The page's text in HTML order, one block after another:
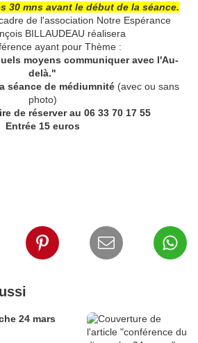
30 mns avant le début de la séance.
de l'association Notre Espérance
BILLAUDEAU réalisera
ayant pour Thème :
moyens communiquer avec l'Au-
delà."
séance de médiumnité (avec ou sans
photo)
de réserver au 06 33 70 17 55
Entrée 15 euros
24 mars